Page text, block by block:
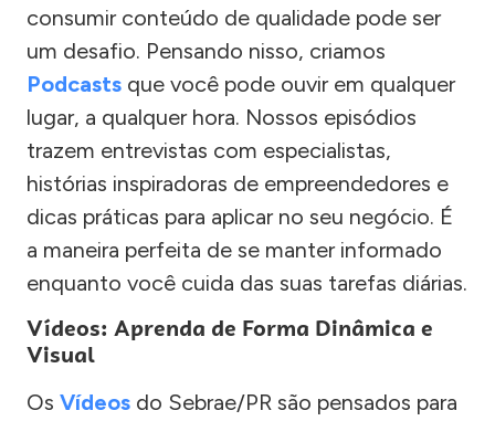
consumir conteúdo de qualidade pode ser
um desafio. Pensando nisso, criamos
Podcasts que você pode ouvir em qualquer
lugar, a qualquer hora. Nossos episódios
trazem entrevistas com especialistas,
histórias inspiradoras de empreendedores e
dicas práticas para aplicar no seu negócio. É
a maneira perfeita de se manter informado
enquanto você cuida das suas tarefas diárias.
Vídeos: Aprenda de Forma Dinâmica e
Visual
Os Vídeos do Sebrae/PR são pensados para